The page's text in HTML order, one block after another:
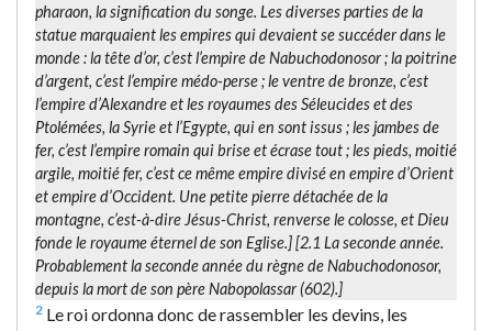
pharaon, la signification du songe. Les diverses parties de la
statue marquaient les empires qui devaient se succéder dans le
monde : la tête d’or, c’est l’empire de Nabuchodonosor ; la poitrine
d’argent, c’est l’empire médo-perse ; le ventre de bronze, c’est
l’empire d’Alexandre et les royaumes des Séleucides et des
Ptolémées, la Syrie et l’Egypte, qui en sont issus ; les jambes de
fer, c’est l’empire romain qui brise et écrase tout ; les pieds, moitié
argile, moitié fer, c’est ce même empire divisé en empire d’Orient
et empire d’Occident. Une petite pierre détachée de la
montagne, c’est-à-dire Jésus-Christ, renverse le colosse, et Dieu
fonde le royaume éternel de son Eglise.] [2.1 La seconde année.
Probablement la seconde année du règne de Nabuchodonosor,
depuis la mort de son père Nabopolassar (602).]
2 Le roi ordonna donc de rassembler les devins, les